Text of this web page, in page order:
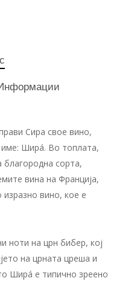
Сира свое вино,
име: Ширá. Во топлата,
благородна сорта,
вина на Франција,
изразно вино, кое е
ноти на црн бибер, кој
на црната цреша и
Ширá е типично зреено